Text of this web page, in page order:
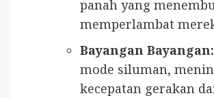
panah yang
memperlambat
Bayangan Bayangan:
mode siluman,
kecepatan gerakan